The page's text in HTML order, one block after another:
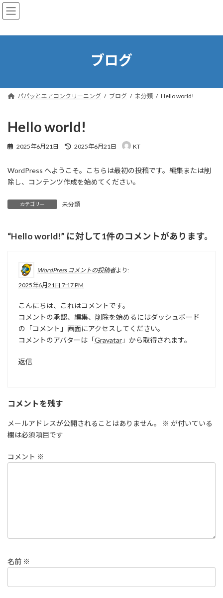
コ
ン
ン
ナ
ビ
ー
ブログ
パパッとエアコンクリーニング ブログ 未分類 Hello world!
Hello world!
2025年6月21日
最
新
日
2025年6月21日 KT
WordPress へようこそ。こちらは最初の投稿です。編集または削
除し、コンテンツ作成を始めてください。
カテゴリー 未分類
“Hello world!” に対して1件のコメントがあります。
WordPress コメントの投稿者より:
2025年6月21日 7:17 PM
こんにちは、これはコメントです。
コメントの承認、編集、削除を始めるにはダッシュボード
の「コメント」画面にアクセスしてください。
コメントのアバターは「Gravatar 」から取得されます。
返信
コメントを残す
メールアドレスが公開されることはありません。 ※ が付いている
欄は必須項目です
コメント ※
名前 ※